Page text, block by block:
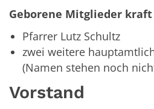
Geborene Mitglieder
Pfarrer Lutz Schultz
zwei weitere
(Namen stehen noch
Vorstand